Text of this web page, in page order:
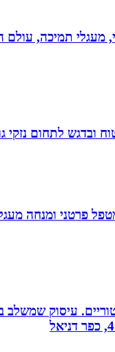
מעגלי תמיכה, עולם
ובדגש לתחום
פרטני ומנחה
עיסוק